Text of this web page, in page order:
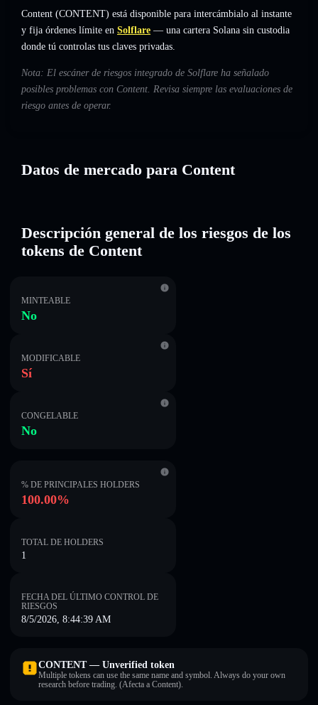
Content (CONTENT) está disponible para intercámbialo al instante
y fija órdenes límite en Solflare — una cartera Solana sin custodia
donde tú controlas tus claves privadas.
Nota: El escáner de riesgos integrado de Solflare ha señalado
posibles problemas con Content. Revisa siempre las evaluaciones de
riesgo antes de operar.
Datos de mercado para Content
Descripción general de los riesgos de los
tokens de Content
MINTEABLE
No
MODIFICABLE
Sí
CONGELABLE
No
% DE PRINCIPALES HOLDERS
100.00%
TOTAL DE HOLDERS
1
FECHA DEL ÚLTIMO CONTROL DE
RIESGOS
8/5/2026, 8:44:39 AM
CONTENT — Unverified token
Multiple tokens can use the same name and symbol. Always do your own
research before trading. (Afecta a Content).